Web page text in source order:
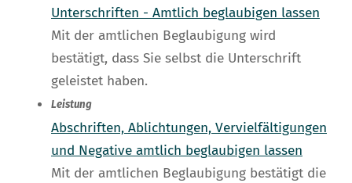
Unterschriften - Amtlich beglaubigen lassen
Mit der amtlichen Beglaubigung wird
bestätigt, dass Sie selbst die Unterschrift
geleistet haben.
Leistung
Abschriften, Ablichtungen, Vervielfältigungen
und Negative amtlich beglaubigen lassen
Mit der amtlichen Beglaubigung bestätigt die